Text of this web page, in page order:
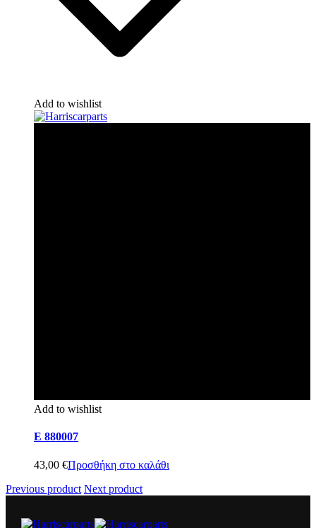
Add to wishlist
Add to wishlist
E 880007
43,00 €Προσθήκη στο καλάθι
Previous product Next product